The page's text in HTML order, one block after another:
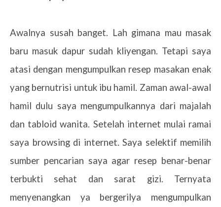
Awalnya susah banget. Lah gimana mau masak
baru masuk dapur sudah kliyengan. Tetapi saya
atasi dengan mengumpulkan resep masakan enak
yang bernutrisi untuk ibu hamil. Zaman awal-awal
hamil dulu saya mengumpulkannya dari majalah
dan tabloid wanita. Setelah internet mulai ramai
saya browsing di internet. Saya selektif memilih
sumber pencarian saya agar resep benar-benar
terbukti sehat dan sarat gizi. Ternyata
menyenangkan ya bergerilya mengumpulkan